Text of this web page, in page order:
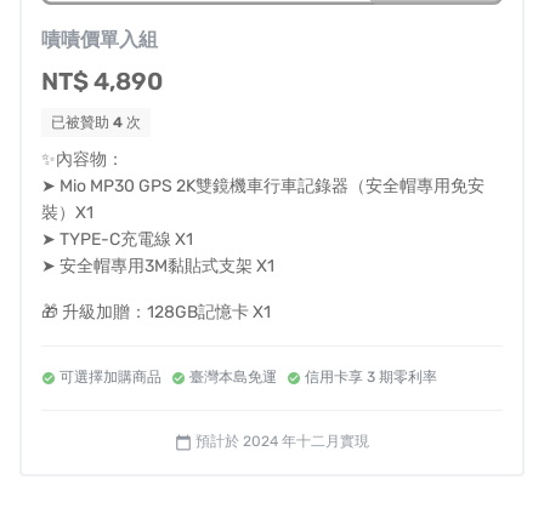
把防水蓋打開，充電時不防水。)
不需要SD卡讀卡機，只要接上電腦就能讀取資料內的檔
新的 GPS 模組能透過專屬衛星如 GPS, Glonass, Galileo,
Beidou, 及QZSS，精準且快速找到您的位置，並自動校準
跡。
嘖嘖價單入組
NT$ 4,890
已被贊助 4 次
✨內容物：
➤ Mio MP30 GPS 2K雙鏡機車行車記錄器（安全帽專用免安
裝）X1
➤ TYPE-C充電線 X1
➤ 安全帽專用3M黏貼式支架 X1
🎁 升級加贈：128GB記憶卡 X1
可選擇加購商品 臺灣本島免運 信用卡享 3 期零利率
calendar_today 預計於 2024 年十二月實現